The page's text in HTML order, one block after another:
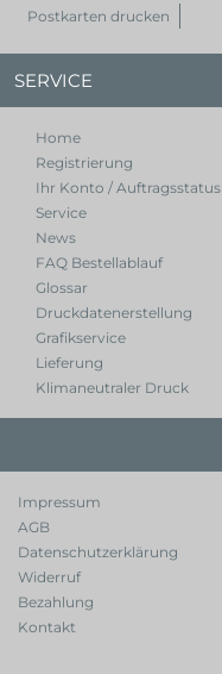
Postkarten drucken
SERVICE
Home
Registrierung
Ihr Konto / Auftragsstatus
Service
News
FAQ Bestellablauf
Glossar
Druckdatenerstellung
Grafikservice
Lieferung
Klimaneutraler Druck
Impressum
AGB
Datenschutzerklärung
Widerruf
Bezahlung
Kontakt